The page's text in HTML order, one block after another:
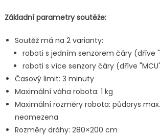
Základní parametry soutěže:
Soutěž má na 2 varianty:
roboti s jedním senzorem čáry (dříve
roboti s více senzory čáry (dříve
Časový limit: 3 minuty
Maximální váha robota: 1 kg
Maximální rozměry robota: půdorys
neomezena
Rozměry dráhy: 280×200 cm